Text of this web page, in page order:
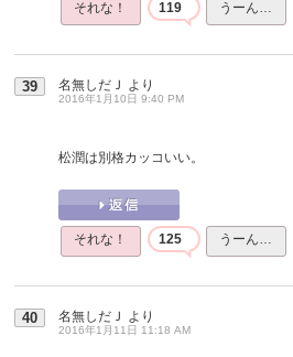
それな！ 119 うーん…
39 名無しだＪ より
2016年1月10日 9:40 PM
松潤は別格カッコいい。
それな！ 125 うーん…
40 名無しだＪ より
2016年1月11日 11:18 AM